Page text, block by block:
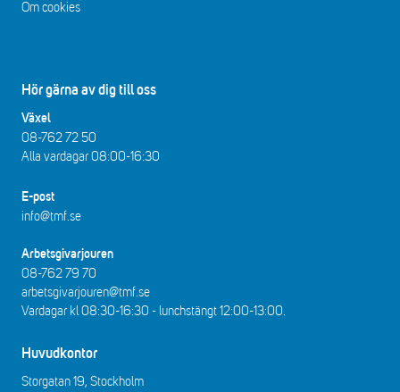
Om cookies
Hör gärna av dig till oss
Växel
08-762 72 50
Alla vardagar 08:00-16:30​​
E-post
info@tmf.se
Arbetsgivarjouren
08-762 79 70
arbetsgivarjouren@tmf.se
Vardagar kl 08:30-16:30 - lunchstängt 12:00-13:00​.
Huvudkontor
Storgatan 19, Stockholm